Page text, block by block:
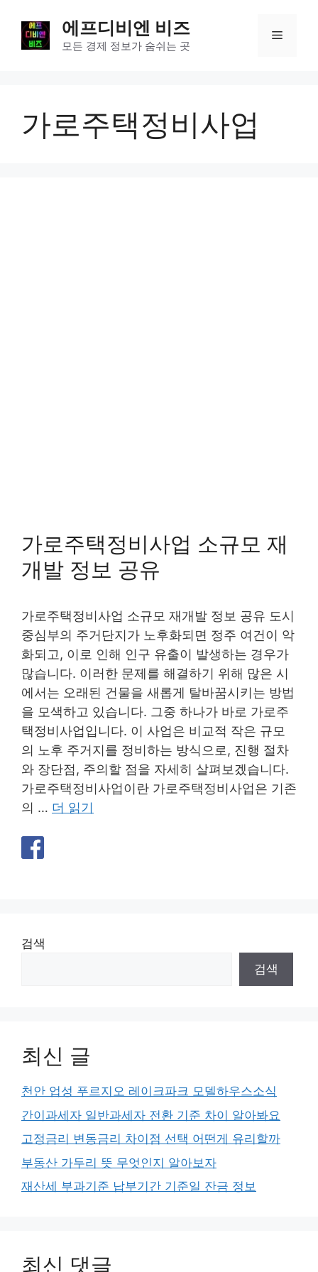
에프디비엔 비즈
모든 경제 정보가 숨쉬는 곳
메
가로주택정비사업
가로주택정비사업 소규모 재
개발 정보 공유
가로주택정비사업 소규모 재개발 정보 공유 도시
중심부의 주거단지가 노후화되면 정주 여건이 악
화되고, 이로 인해 인구 유출이 발생하는 경우가
많습니다. 이러한 문제를 해결하기 위해 많은 시
에서는 오래된 건물을 새롭게 탈바꿈시키는 방법
을 모색하고 있습니다. 그중 하나가 바로 가로주
택정비사업입니다. 이 사업은 비교적 작은 규모
의 노후 주거지를 정비하는 방식으로, 진행 절차
와 장단점, 주의할 점을 자세히 살펴보겠습니다.
가로주택정비사업이란 가로주택정비사업은 기존
의 … 더 읽기
검색
검색
최신 글
천안 업성 푸르지오 레이크파크 모델하우스소식
간이과세자 일반과세자 전환 기준 차이 알아봐요
고정금리 변동금리 차이점 선택 어떤게 유리할까
부동산 가두리 뜻 무엇인지 알아보자
재산세 부과기준 납부기간 기준일 잔금 정보
최신 댓글